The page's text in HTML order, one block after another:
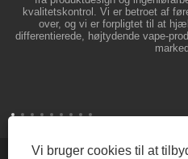
kvalitetskontrol. Vi er betroet af
over, og vi er forpligtet til at
differentierede, højtydende vape-
Vi bruger cookies til at